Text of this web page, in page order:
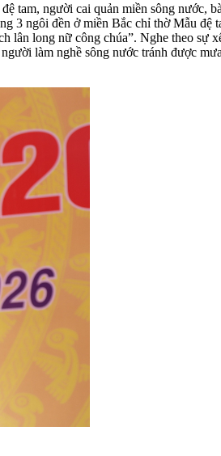
tam, người cai quản miền sông nước,
ngôi đền ở miền Bắc chỉ thờ Mẫu đệ
long nữ công chúa”. Nghe theo sự
làm nghề sông nước tránh được